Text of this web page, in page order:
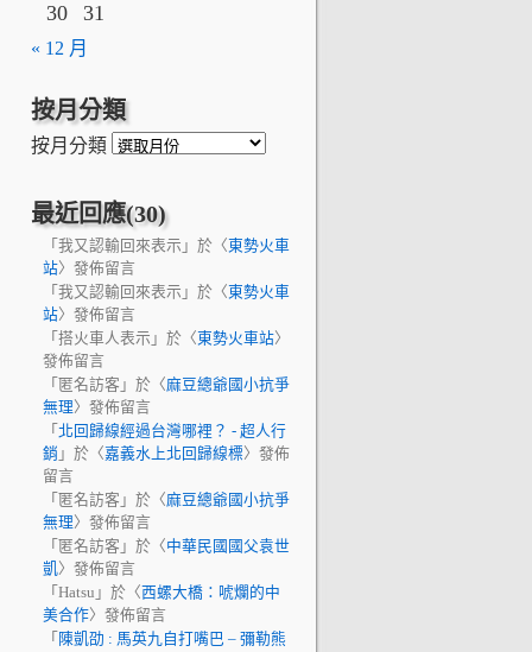
30
31
« 12 月
按月分類
按月分類
最近回應(30)
「 我又認輸回來表示 」於〈 東勢火車
站〉發佈留言
「 我又認輸回來表示 」於〈 東勢火車
站〉發佈留言
「 搭火車人表示 」於〈 東勢火車站〉
發佈留言
「 匿名訪客 」於〈麻豆總爺國小抗爭
無理〉發佈留言
「 北回歸線經過台灣哪裡？ - 超人行
銷 」於〈嘉義水上北回歸線標〉發佈
留言
「 匿名訪客 」於〈麻豆總爺國小抗爭
無理〉發佈留言
「 匿名訪客 」於〈中華民國國父袁世
凱〉發佈留言
「 Hatsu 」於〈西螺大橋：唬爛的中
美合作〉發佈留言
「 陳凱劭 : 馬英九自打嘴巴 – 彌勒熊